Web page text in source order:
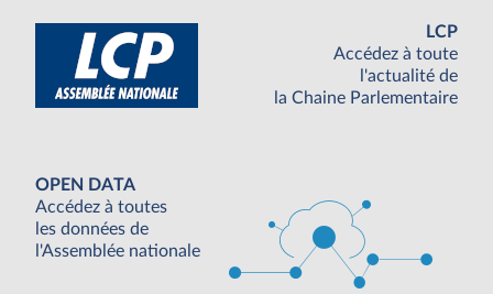
LCP
Accédez à toute
l'actualité de
la Chaine Parlementaire
OPEN DATA
Accédez à toutes
les données de
l'Assemblée nationale